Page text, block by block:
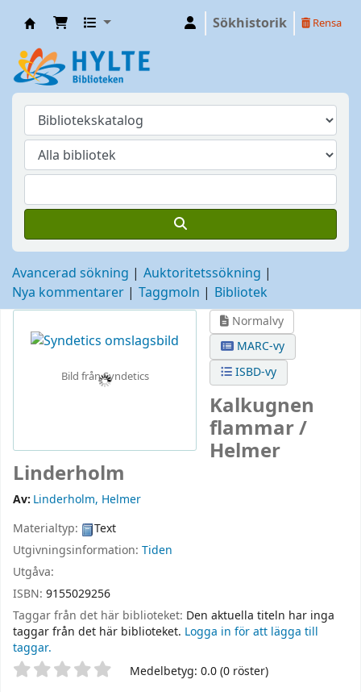
Sökhistorik Rensa
Avancerad sökning
Auktoritetssökning
Nya kommentarer
Taggmoln Bibliotek
Bild från Syndetics
Normalvy
MARC-vy
ISBD-vy
Kalkugnen
flammar /
Helmer
Linderholm
Av: Linderholm, Helmer
Materialtyp:
Text
Utgivningsinformation: Tiden
Utgåva:
ISBN: 9155029256
Taggar från det här biblioteket: Den aktuella titeln har inga
taggar från det här biblioteket. Logga in för att lägga till
taggar.
Betyg Medelbetyg: 0.0 (0 röster)